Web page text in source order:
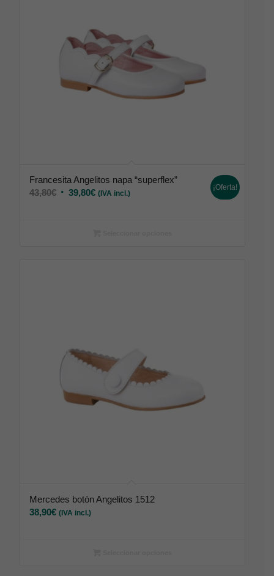
Francesita Angelitos napa “superflex”
43,80€ 39,80€ (IVA incl.)
¡Oferta!
Mercedes botón Angelitos 1512
38,90€ (IVA incl.)